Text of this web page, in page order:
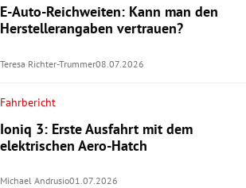
E-Auto-Reichweiten: Kann man den
Herstellerangaben vertrauen?
Teresa Richter-Trummer08.07.2026
Fahrbericht
Ioniq 3: Erste Ausfahrt mit dem
elektrischen Aero-Hatch
Michael Andrusio01.07.2026